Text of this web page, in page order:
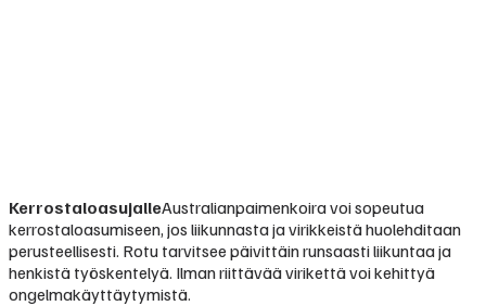
KerrostaloasujalleAustralianpaimenkoira voi sopeutua
kerrostaloasumiseen, jos liikunnasta ja virikkeistä huolehditaan
perusteellisesti. Rotu tarvitsee päivittäin runsaasti liikuntaa ja
henkistä työskentelyä. Ilman riittävää virikettä voi kehittyä
ongelmakäyttäytymistä.